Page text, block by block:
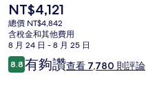
目
前
的
價
格
是
NT$4,121
總價 NT$4,842
含稅金和其他費用
8 月 24 日 - 8 月 25 日
評
論
8.88.8 分，滿分 10 分，
有夠讚查看 7,780 則評論